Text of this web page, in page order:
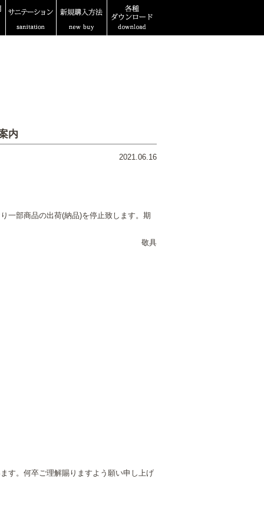
内
2021.06.16
一部商品の出荷(納品)を停止致します。期
敬具
す。何卒ご理解賜りますよう願い申し上げ